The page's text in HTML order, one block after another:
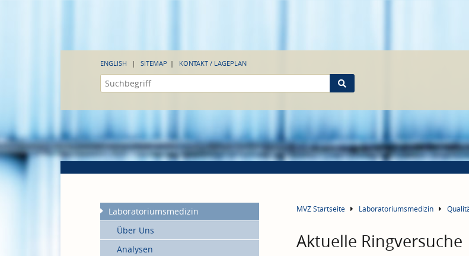
ENGLISH SITEMAP KONTAKT / LAGEPLAN
Laboratoriumsmedizin
Über Uns
Analysen
MVZ Startseite Laboratoriumsmedizin
Aktuelle Ringversuche